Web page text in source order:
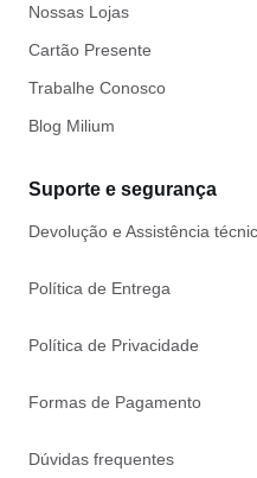
Nossas Lojas
Cartão Presente
Trabalhe Conosco
Blog Milium
Suporte e segurança
Devolução e Assistência
Política de Entrega
Política de Privacidade
Formas de Pagamento
Dúvidas frequentes